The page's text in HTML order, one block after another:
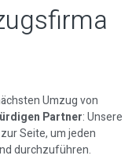
Umzug von
Partner: Unsere
Seite, um jeden
durchzuführen.